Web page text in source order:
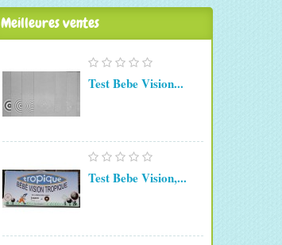
Meilleures ventes
Test Bebe Vision...
Test Bebe Vision,...